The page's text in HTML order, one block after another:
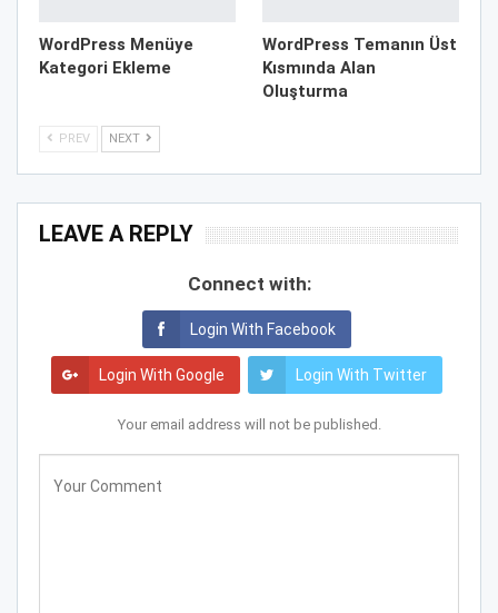
WordPress Menüye
Kategori Ekleme
WordPress Temanın Üst
Kısmında Alan
Oluşturma
PREV NEXT
LEAVE A REPLY
Connect with:
Login With Facebook
Login With Google Login With Twitter
Your email address will not be published.